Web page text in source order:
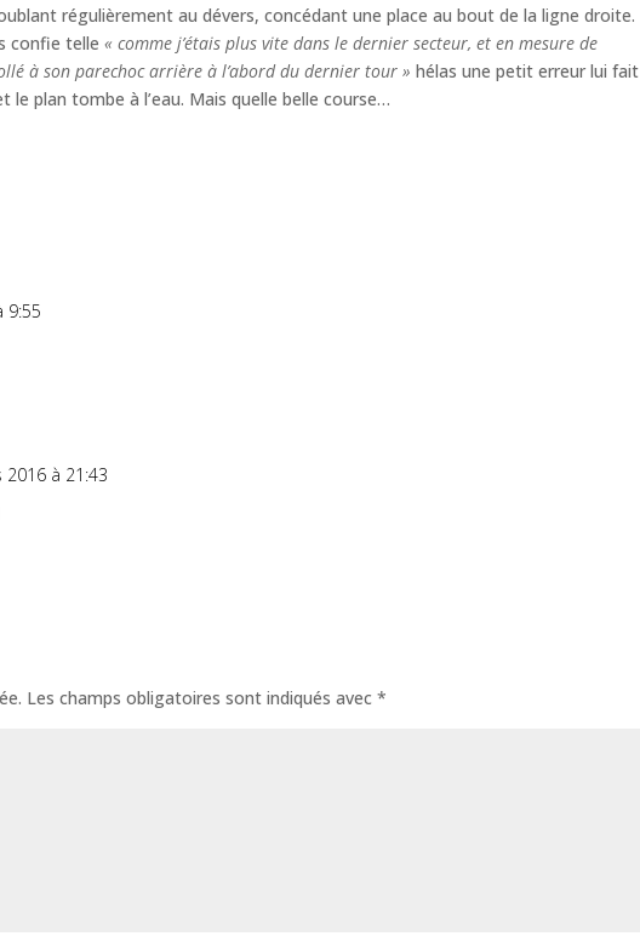
régulièrement au dévers, concédant une place au bout de la ligne droite.
confie telle« comme j’étais plus vite dans le dernier secteur, et en mesure de
à son parechoc arrière à l’abord du dernier tour » hélas une petit erreur lui fait
plan tombe à l’eau. Mais quelle belle course…
9:55
2016 à 21:43
Les champs obligatoires sont indiqués avec*